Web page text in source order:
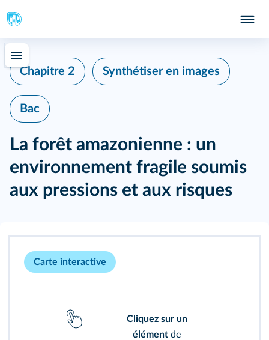
Chapitre 2 Synthétiser en images
Bac
La forêt amazonienne : un
environnement fragile soumis
aux pressions et aux risques
Carte interactive
Cliquez sur un
élément de